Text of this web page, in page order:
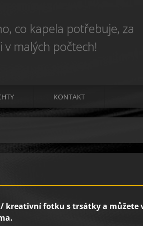
co kapela potřebuje, za
malých počtech!
KONTAKT
kreativní fotku s trsátky a můžete